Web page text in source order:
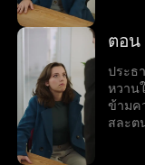
ตอน
ประธ
หวาน
ข้ามค
สละต